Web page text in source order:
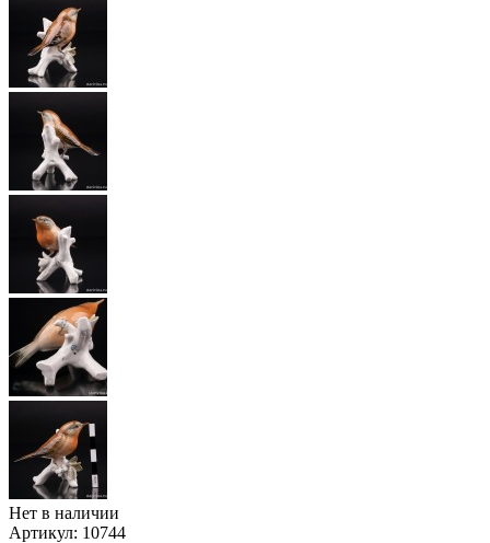
Нет в наличии
Артикул: 10744